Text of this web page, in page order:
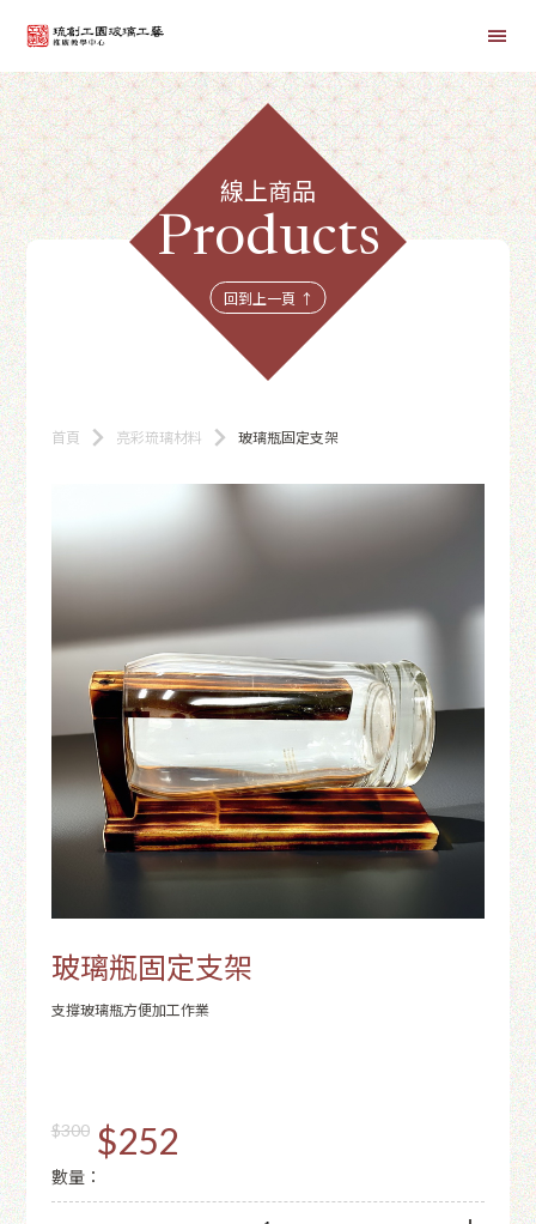
首頁
線上課程
線上商品
Products
回到上一頁 ↑
首頁 亮彩琉璃材料 玻璃瓶固定支架
玻璃瓶固定支架
支撐玻璃瓶方便加工作業
$300 $252
數量：